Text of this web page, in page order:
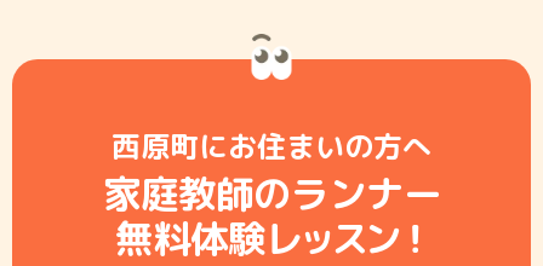
西原町にお住まいの方へ
家庭教師のランナー
無料体験レッスン！